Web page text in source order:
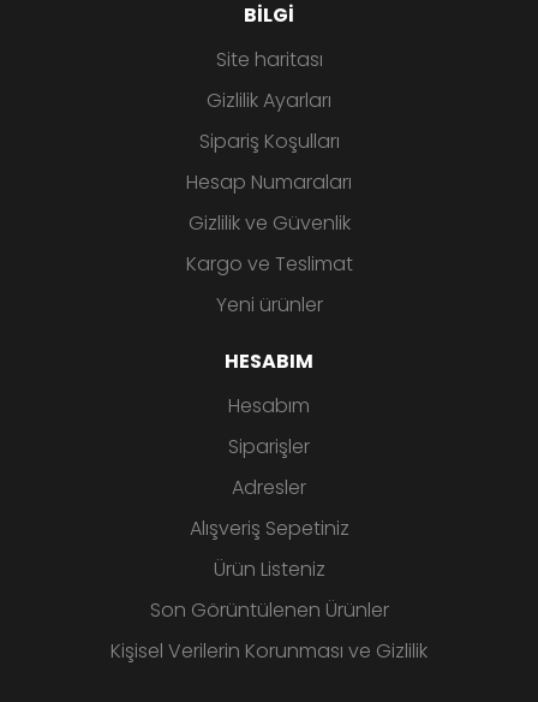
BILGI
Site haritası
Gizlilik Ayarları
Sipariş Koşulları
Hesap Numaraları
Gizlilik ve Güvenlik
Kargo ve Teslimat
Yeni ürünler
HESABIM
Hesabım
Siparişler
Adresler
Alışveriş Sepetiniz
Ürün Listeniz
Son Görüntülenen Ürünler
Kişisel Verilerin Korunması ve Gizlilik